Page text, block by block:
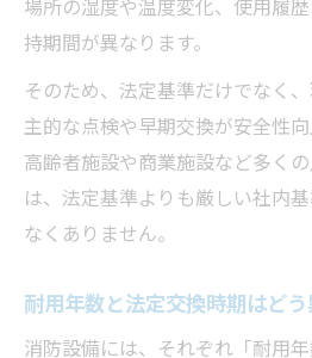
場所の湿度や温度変化、使用履
持期間が異なります。
そのため、法定基準だけでなく
主的な点検や早期交換が安全性
高齢者施設や商業施設など多く
は、法定基準よりも厳しい社内
なくありません。
耐用年数と法定交換時期はど
消防設備には、それぞれ「耐用